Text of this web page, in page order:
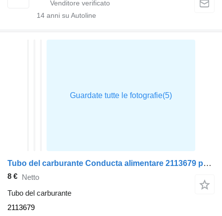
14 anni su Autoline
Tubo del carburante Conducta alimentare 2113679 per trattore stradale DAF XF
8 € Netto
Tubo del carburante
2113679